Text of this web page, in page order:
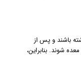
باشند و پس از
شوند. بنابراین،